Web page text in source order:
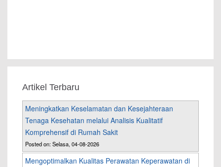
Artikel Terbaru
Meningkatkan Keselamatan dan Kesejahteraan
Tenaga Kesehatan melalui Analisis Kualitatif
Komprehensif di Rumah Sakit
Posted on: Selasa, 04-08-2026
Mengoptimalkan Kualitas Perawatan Keperawatan di